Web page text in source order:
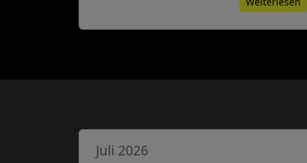
Juli 2026